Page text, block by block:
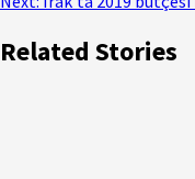
Related Stories